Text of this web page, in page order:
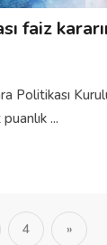
faiz
Politikası
...
4 »